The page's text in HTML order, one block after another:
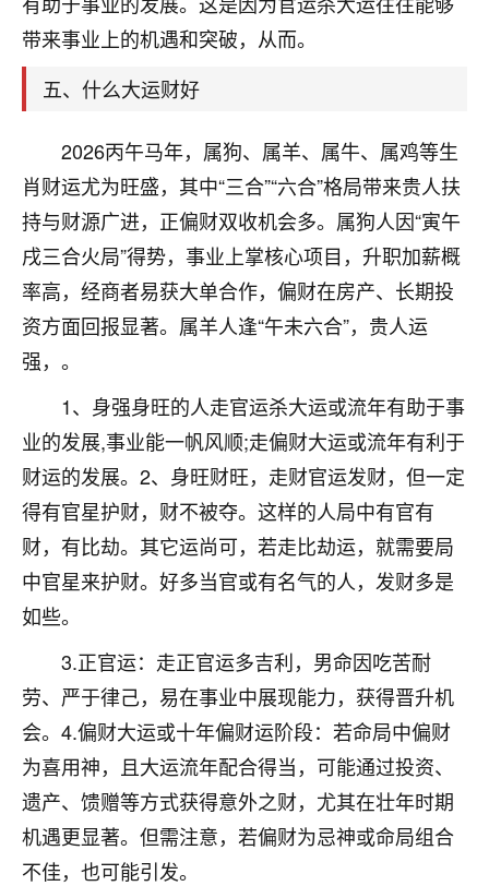
带来事业上的机遇和突破，从而。
五、什么大运财好
2026丙午马年，属狗、属羊、属牛、属鸡等生
肖财运尤为旺盛，其中“三合”“六合”格局带来贵人扶
持与财源广进，正偏财双收机会多。属狗人因“寅午
戌三合火局”得势，事业上掌核心项目，升职加薪概
率高，经商者易获大单合作，偏财在房产、长期投
资方面回报显著。属羊人逢“午未六合”，贵人运
强，。
1、身强身旺的人走官运杀大运或流年有助于事
业的发展,事业能一帆风顺;走偏财大运或流年有利于
财运的发展。2、身旺财旺，走财官运发财，但一定
得有官星护财，财不被夺。这样的人局中有官有
财，有比劫。其它运尚可，若走比劫运，就需要局
中官星来护财。好多当官或有名气的人，发财多是
如些。
3.正官运：走正官运多吉利，男命因吃苦耐
劳、严于律己，易在事业中展现能力，获得晋升机
会。4.偏财大运或十年偏财运阶段：若命局中偏财
为喜用神，且大运流年配合得当，可能通过投资、
遗产、馈赠等方式获得意外之财，尤其在壮年时期
机遇更显著。但需注意，若偏财为忌神或命局组合
不佳，也可能引发。
太岁还有一个发钱粮，本来年前的人事调整，拖到年
后，我以为都没戏了，结果开年一上班，开会提拔升
职第一个就是我，职务无所谓，主要是底薪加了
3000，非常开心，无论如何，感恩感谢！🙏🏻
鹿森：恭喜升职加薪！！，请客吗？�
12小时前 来自北京 32
心心相印
我身体不太好，总是病病殃殃的，去检查又没什么大
问题，反正就是不舒服。中医西医看遍了，找不到问
题，后来无意中看到有人推荐慧来老师，跟老师聊过
之后，心情豁然开朗，也听老师建议，处理了一些因
了，老师说境随心转，现在深有体会了。
鹿森 ：是的，其实跟老师聊过之后，最大的感
触，首先就是心态会变好，万般皆是命，半点
不由人！
1天前 来自四川 9
鹿森：慧来老师微信：gjsy0624
1天前 来自江西 12
青春168
我也想要，我也想要！
2天前 来自山西 15